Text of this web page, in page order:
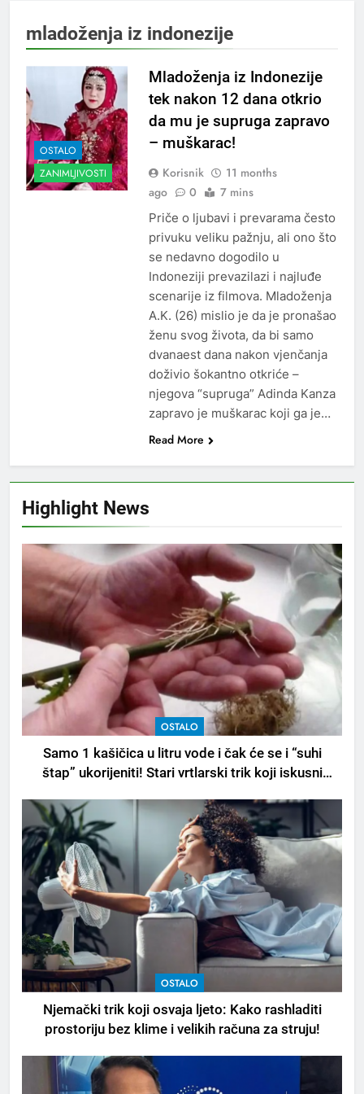
Highlight News
OSTALO
Samo 1 kašičica u litru vode i čak će se i “suhi
štap” ukorijeniti! Stari vrtlarski trik koji iskusni
OSTALO
Njemački trik koji osvaja ljeto: Kako rashladiti
prostoriju bez klime i velikih računa za struju!
mladoženja iz indonezije
OSTALO
ZANIMLJIVOSTI
Mladoženja iz Indonezije
tek nakon 12 dana otkrio
da mu je supruga zapravo
– muškarac!
Korisnik
11 months
ago
0 7 mins
Priče o ljubavi i prevarama često
privuku veliku pažnju, ali ono što
se nedavno dogodilo u
Indoneziji prevazilazi i najluđe
scenarije iz filmova. Mladoženja
A.K. (26) mislio je da je pronašao
ženu svog života, da bi samo
dvanaest dana nakon vjenčanja
doživio šokantno otkriće –
njegova “supruga” Adinda Kanza
zapravo je muškarac koji ga je…
Read More